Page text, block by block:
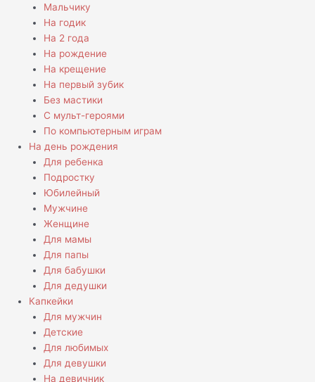
Мальчику
На годик
На 2 года
На рождение
На крещение
На первый зубик
Без мастики
С мульт-героями
По компьютерным играм
На день рождения
Для ребенка
Подростку
Юбилейный
Мужчине
Женщине
Для мамы
Для папы
Для бабушки
Для дедушки
Капкейки
Для мужчин
Детские
Для любимых
Для девушки
На девичник